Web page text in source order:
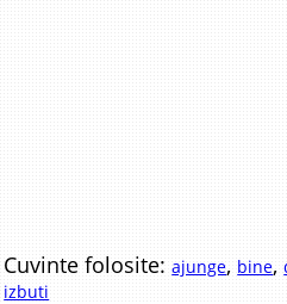
Cuvinte folosite:ajunge, bine,
izbuti